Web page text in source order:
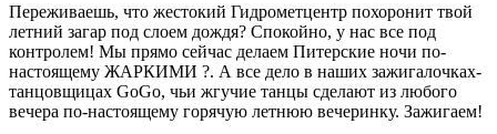
Переживаешь, что жестокий Гидрометцентр похоронит твой
летний загар под слоем дождя? Спокойно, у нас все под
контролем! Мы прямо сейчас делаем Питерские ночи по-
настоящему ЖАРКИМИ ?. А все дело в наших зажигалочках-
танцовщицах GoGo, чьи жгучие танцы сделают из любого
вечера по-настоящему горячую летнюю вечеринку. Зажигаем!